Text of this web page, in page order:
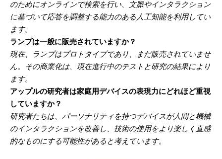
のためにオンラインで検索を行い、文脈やインタラクション
に基づいて応答を調整する能力のある人工知能を利用してい
ます。
ランプは一般に販売されていますか？
現在、ランプはプロトタイプであり、まだ販売されていませ
ん。その商業化は、現在進行中のテストと研究の結果により
ます。
アップルの研究者は家庭用デバイスの表現力にどれほど重視
していますか？
研究者たちは、パーソナリティを持つデバイスが人間と機械
のインタラクションを改善し、技術の使用をより楽しく直感
的なものにする可能性があると考えています。